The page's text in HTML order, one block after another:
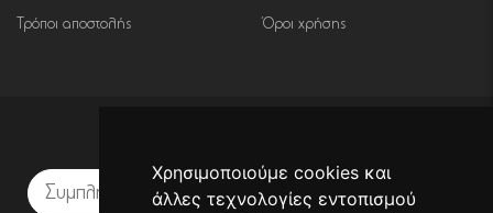
Χρησιμοποιούμε cookies και
άλλες τεχνολογίες εντοπισμού
Τρόποι αποστολής Όροι χρήσης
Εγγραφή